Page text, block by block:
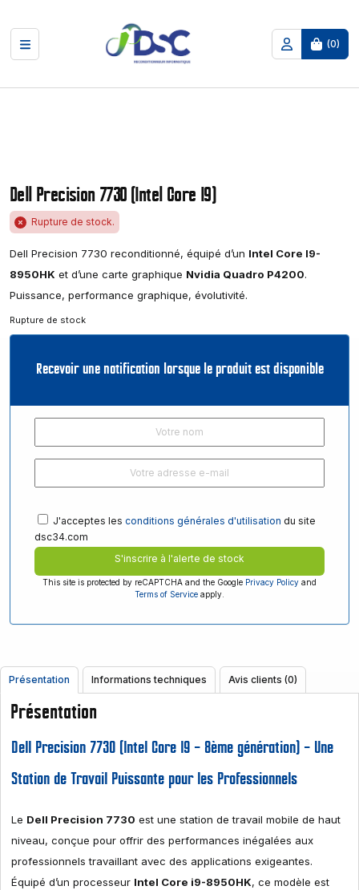
(0)
Dell Precision 7730 (Intel Core I9)
Rupture de stock.
Dell Precision 7730 reconditionné, équipé d’un Intel Core I9-
8950HK et d’une carte graphique Nvidia Quadro P4200.
Puissance, performance graphique, évolutivité.
Rupture de stock
Recevoir une notification lorsque le produit est disponible
J'acceptes les conditions générales d'utilisation du site
dsc34.com
S'inscrire à l'alerte de stock
This site is protected by reCAPTCHA and the Google Privacy Policy and
Terms of Service apply.
Présentation Informations techniques Avis clients (0)
Présentation
Dell Precision 7730 (Intel Core I9 – 8ème génération) – Une
Station de Travail Puissante pour les Professionnels
Le Dell Precision 7730 est une station de travail mobile de haut
niveau, conçue pour offrir des performances inégalées aux
professionnels travaillant avec des applications exigeantes.
Équipé d’un processeur Intel Core i9-8950HK, ce modèle est